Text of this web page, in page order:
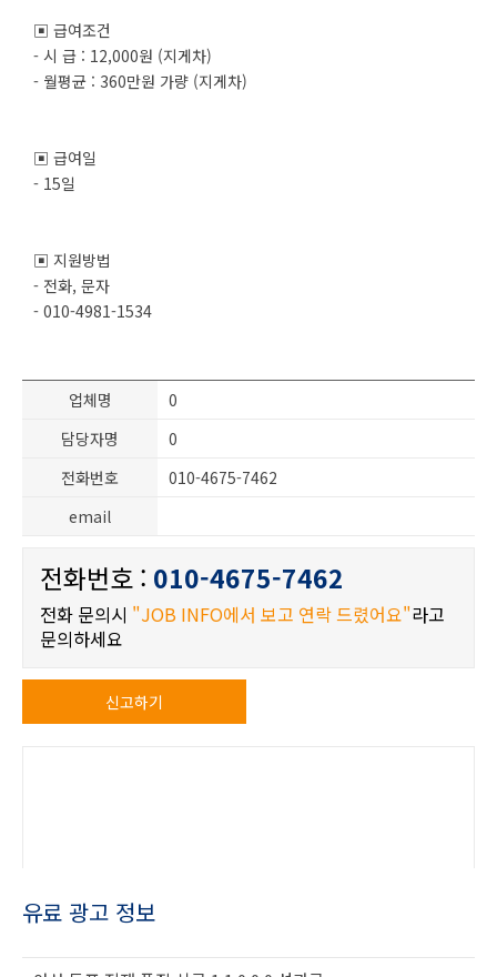
▣ 급여조건
- 시 급 : 12,000원 (지게차)
- 월평균 : 360만원 가량 (지게차)
▣ 급여일
- 15일
▣ 지원방법
- 전화, 문자
- 010-4981-1534
업체명
0
담당자명
0
전화번호
010-4675-7462
email
전화번호 : 010-4675-7462
전화 문의시 "JOB INFO에서 보고 연락 드렸어요"라고
문의하세요
신고하기
유료 광고 정보